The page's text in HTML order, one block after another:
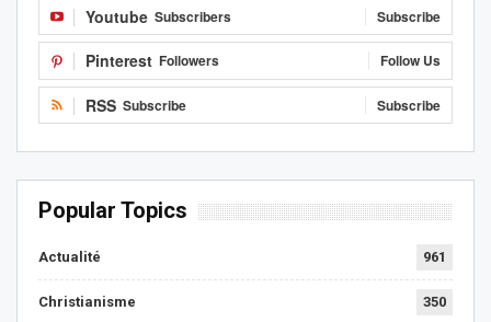
Youtube Subscribers Subscribe
Pinterest Followers Follow Us
RSS Subscribe Subscribe
Popular Topics
Actualité 961
Christianisme 350